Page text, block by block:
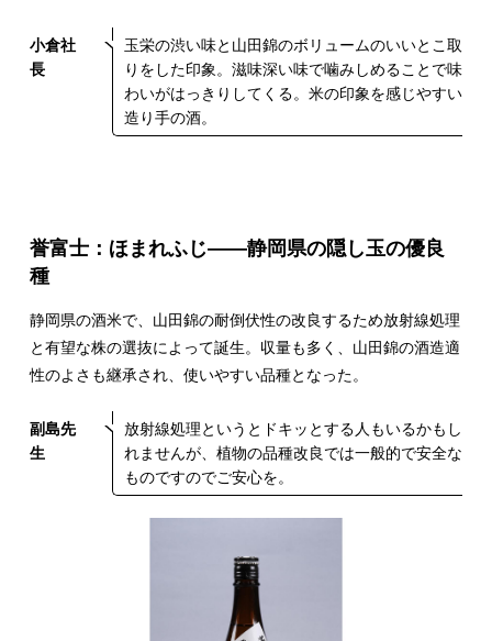
小倉社
長
玉栄の渋い味と山田錦のボリュームのいいとこ取
りをした印象。滋味深い味で噛みしめることで味
わいがはっきりしてくる。米の印象を感じやすい
造り手の酒。
誉富士：ほまれふじ――静岡県の隠し玉の優良
種
静岡県の酒米で、山田錦の耐倒伏性の改良するため放射線処理
と有望な株の選抜によって誕生。収量も多く、山田錦の酒造適
性のよさも継承され、使いやすい品種となった。
副島先
生
放射線処理というとドキッとする人もいるかもし
れませんが、植物の品種改良では一般的で安全な
ものですのでご安心を。